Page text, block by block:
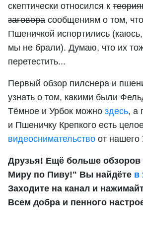
скептически относился к
заговора сообщениям о том,
Пшеничкой испортились
мы не брали). Думаю, что их
перетестить...
Первый обзор пилснера и
узнать о том, какими были
Тёмное и Урбок можно здесь, а
и Пшеничку Крепкого есть
видеоснимательство от нашего
Друзья! Ещё больше обзоров
Миру по Пиву!" Вы найдёте в
Заходите на канал и
Всем добра и пенного